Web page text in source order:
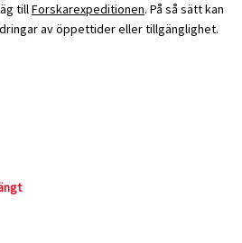
tillForskarexpeditionen. På så sätt kan
av öppettider eller tillgänglighet.